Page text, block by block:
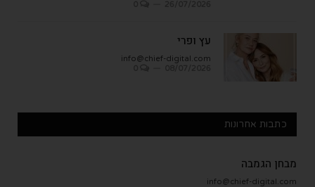
עץ ופרי
info@chief-digital.com
כתבות אחרונות
מבחן הגמבה
info@chief-digital.com